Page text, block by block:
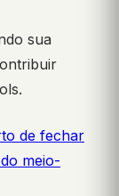
sua
de fechar
meio-